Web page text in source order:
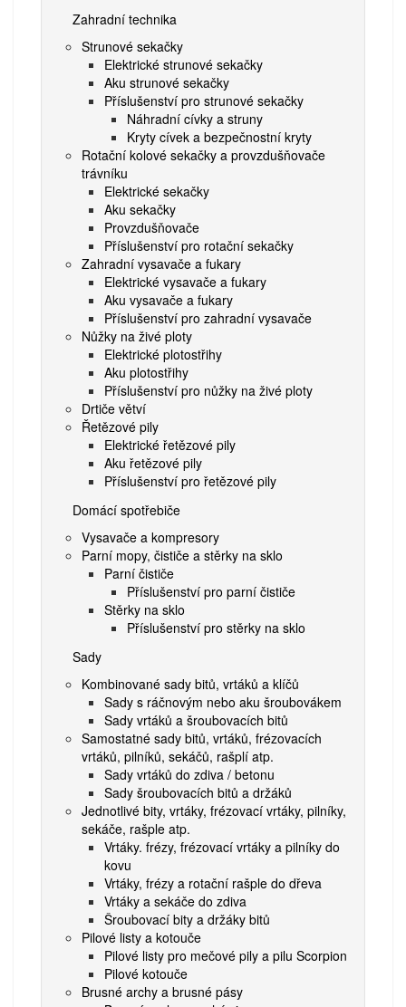
Zahradní technika
Strunové sekačky
Elektrické strunové sekačky
Aku strunové sekačky
Příslušenství pro strunové sekačky
Náhradní cívky a struny
Kryty cívek a bezpečnostní kryty
Rotační kolové sekačky a provzdušňovače
trávníku
Elektrické sekačky
Aku sekačky
Provzdušňovače
Příslušenství pro rotační sekačky
Zahradní vysavače a fukary
Elektrické vysavače a fukary
Aku vysavače a fukary
Příslušenství pro zahradní vysavače
Nůžky na živé ploty
Elektrické plotostřihy
Aku plotostřihy
Příslušenství pro nůžky na živé ploty
Drtiče větví
Řetězové pily
Elektrické řetězové pily
Aku řetězové pily
Příslušenství pro řetězové pily
Domácí spotřebiče
Vysavače a kompresory
Parní mopy, čističe a stěrky na sklo
Parní čističe
Příslušenství pro parní čističe
Stěrky na sklo
Příslušenství pro stěrky na sklo
Sady
Kombinované sady bitů, vrtáků a klíčů
Sady s ráčnovým nebo aku šroubovákem
Sady vrtáků a šroubovacích bitů
Samostatné sady bitů, vrtáků, frézovacích
vrtáků, pilníků, sekáčů, rašplí atp.
Sady vrtáků do zdiva / betonu
Sady šroubovacích bitů a držáků
Jednotlivé bity, vrtáky, frézovací vrtáky, pilníky,
sekáče, rašple atp.
Vrtáky. frézy, frézovací vrtáky a pilníky do
kovu
Vrtáky, frézy a rotační rašple do dřeva
Vrtáky a sekáče do zdiva
Šroubovací bity a držáky bitů
Pilové listy a kotouče
Pilové listy pro mečové pily a pilu Scorpion
Pilové kotouče
Brusné archy a brusné pásy